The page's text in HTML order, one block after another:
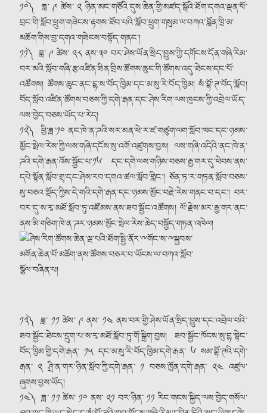
༡༠༽ ཟླ་ ༩ ཚེས་ ༢ ཉིན་མང་གཙོའི་དུས་ཆེན་གྱི་མཛད་སྒོའི་ཐོག་དགའ་ལྡན་ཕོ་
བྲང་གི་སློབ་ཕྲུག་གཟེངས་རྟགས་ཐོབ་པའི་སློབ་ཕྲུག་གསུམ་ལ་བཀའ་བློན་ཁྲི་མ་
མཆོག་གིས་བྱ་དགའ་གཟེངས་བསྟོད་གནང༌།
༡༡༽ ཟླ་ ༩ ཚེས་ ༢༨ ནས་༣༠ བར་ཤེས་ཡོན་སྲིད་བྱུས་ཀྱི་དགོངས་དོན་གཞི་རིམ་
བར་མའི་སློབ་གཞི་རྩ་འཛིན་ཟིན་བྲིས་ཚོགས་ཆུང་གི་ཚོགས་འདུ་ཐེངས་དང་པོ་
འཚོགས། ཚོགས་ཆུང་ནང་དྷ་ས་བོད་ཁྱིམ་དང་མ་སུ་རི་བོད་ཁྱིམ། སཾ་བྷོ་ཊ་བོད་སློབ།
བོད་སློབ་འཛིན་ཚོགས་བཅས་ཀྱི་དགེ་རྒན་དང་ཤེས་རིག་ལས་ཁུངས་ཀྱི་འབྲེལ་ཡོད་
ལས་བྱེད་བཅས་ཡོད་པ་རེད།
༡༢༽ ཕྱི་ཟླ་༡༠ ནང་ཁེ་ན་ཌའི་སར་མན་ཕེ་ར་ཛ་གཙུག་ལག་སློབ་ཁང་དང་ཉམས་
མྱོང་སྤེལ་རེས་ཀྱི་ལས་གཞི་དངོས་སུ་འགོ་འཛུགས་བྱས། ལས་གཞི་འདིའི་ནང་ཁེ་ན་
ཌའི་དགེ་རྒན་འོས་སྦྱོང་པ་༡༦ དང་དགེ་ལས་གཉིས་བཅས་རྒྱ་གར་དུ་ཕེབས་ནས་
དཔེ་སྟོན་སློབ་གྲྭ་དང་ཤེས་རབ་དགའ་ཚལ་སློབ་གླིང༌། ཅོན་ཏ་ར་གཏན་སློབ་བཅས་
སུ་བཅའ་སྡོད་ཀྱིས་དེ་གའི་དགེ་རྒན་དང་ཉམས་མྱོང་བརྗེ་རེས་གནང་བ་དང༌། བར་
བར་དུ་ས་རཱ་མཐོ་སློབ་ཏུ་འཛོམས་ནས་ཟབ་སྦྱོང་འཚོགས། ལོ་རྗེས་མར་རྒྱ་གར་ནང་
ནས་མི་གཅིག་ཁེ་ན་ཌར་ཉམས་མྱོང་སྤེལ་རེས་ཆེད་བསྐྱོད་གཏན་འཁེལ།
༡༣༽ ཟླ་ ༡༡ ཚེས་ ༩ ནས་ ༡༤ ནས་བར་གྱི་ཤེས་ཡོན་སྲིད་བྱུས་དང་འབྲེལ་བའི་
ཟབ་སྦྱོང་ཐེངས་དྲུག་པ་ས་རཱ་མཐོ་སློབ་ཏུ་གོ་སྒྲིག་བྱས། ཟབ་སྦྱོང་ཁོངས་སུ་དྷ་སྟེང་
བོད་ཁྱིམ་གྱི་དགེ་རྒན་ ༡༥ དང་མ་སུ་རི་བོད་ཁྱིམ་དགེ་རྒན་ ༦ སམ་བྷོ་ཊའི་དགེ་
རྒན་ ༢ ཤྲི་ན་གར་ཉིན་སློབ་ཀྱི་དགེ་རྒན་ ༡ བཅས་ཁྱོན་དགེ་རྒན་ ༢༤ འཛུལ་
ཞུགས་བྱས་ཡོད།
༡༤༽ ཟླ་ ༡༡ ཚེས་ ༡༠ ནས་ ༢༡ བར་ཉིན་ ༡༡ རིང་གངས་སྐྱིད་ལས་བྱེད་གསོལ་